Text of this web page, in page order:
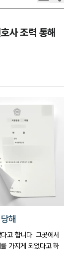
사 조력 통해
해
고 합니다. 그곳에서
가지게 되었다고 하